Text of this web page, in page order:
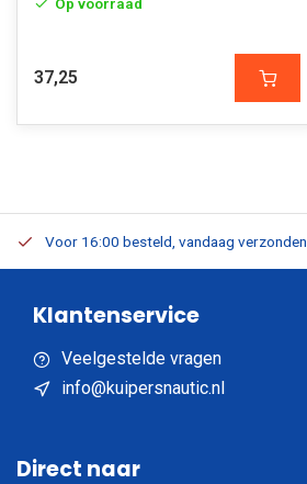
37,25
Voor 16:00 besteld, vandaag verzonden
Klantenservice
Veelgestelde vragen
info@kuipersnautic.nl
Direct naar